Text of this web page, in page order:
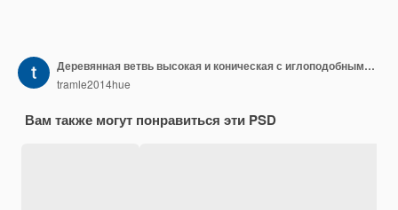
Деревянная ветвь высокая и коническая с иглоподобными листьями Маленькая изолированная ветвь дерева на чистом БГ
tramle2014hue
Вам также могут понравиться эти PSD